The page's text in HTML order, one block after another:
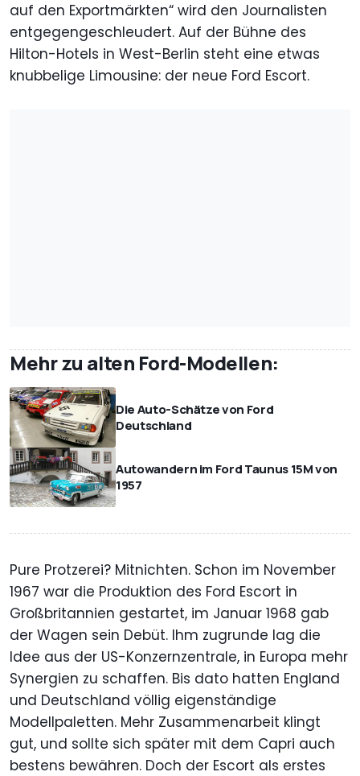
auf den Exportmärkten“ wird den Journalisten
entgegengeschleudert. Auf der Bühne des
Hilton-Hotels in West-Berlin steht eine etwas
knubbelige Limousine: der neue Ford Escort.
Mehr zu alten Ford-Modellen:
Die Auto-Schätze von Ford
Deutschland
Autowandern im Ford Taunus 15M von
1957
Pure Protzerei? Mitnichten. Schon im November
1967 war die Produktion des Ford Escort in
Großbritannien gestartet, im Januar 1968 gab
der Wagen sein Debüt. Ihm zugrunde lag die
Idee aus der US-Konzernzentrale, in Europa mehr
Synergien zu schaffen. Bis dato hatten England
und Deutschland völlig eigenständige
Modellpaletten. Mehr Zusammenarbeit klingt
gut, und sollte sich später mit dem Capri auch
bestens bewähren. Doch der Escort als erstes